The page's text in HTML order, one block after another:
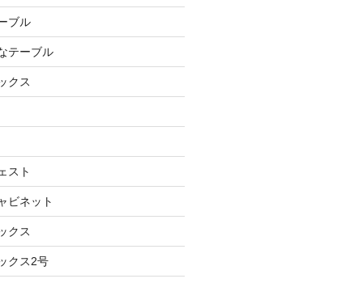
ブル
テーブル
クス
スト
ビネット
クス
クス2号